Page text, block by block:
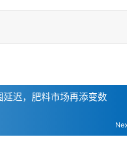
迟，肥料市场再添变数